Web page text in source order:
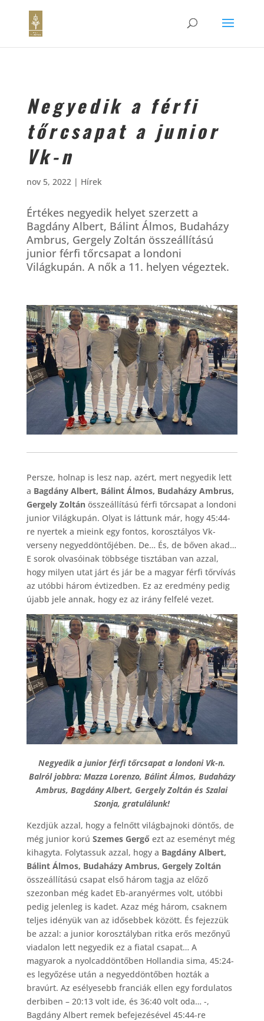
Negyedik a férfi
tőrcsapat a junior
Vk-n
nov 5, 2022| Hírek
Értékes negyedik helyet szerzett a
Bagdány Albert, Bálint Álmos, Budaházy
Ambrus, Gergely Zoltán összeállítású
junior férfi tőrcsapat a londoni
Világkupán. A nők a 11. helyen végeztek.
Persze, holnap is lesz nap, azért, mert negyedik lett
a Bagdány Albert, Bálint Álmos, Budaházy Ambrus,
Gergely Zoltánösszeállítású férfi tőrcsapat a londoni
junior Világkupán. Olyat is láttunk már, hogy 45:44-
re nyertek a mieink egy fontos, korosztályos Vk-
verseny negyeddöntőjében. De… És, de bőven akad…
E sorok olvasóinak többsége tisztában van azzal,
hogy milyen utat járt és jár be a magyar férfi tőrvívás
az utóbbi három évtizedben. Ez az eredmény pedig
újabb jele annak, hogy ez az irány felfelé vezet.
Negyedik a junior férfi tőrcsapat a londoni Vk-n.
Balról jobbra: Mazza Lorenzo, Bálint Álmos, Budaházy
Ambrus, Bagdány Albert, Gergely Zoltán és Szalai
Szonja, gratulálunk!
Kezdjük azzal, hogy a felnőtt világbajnoki döntős, de
még junior korú Szemes Gergőezt az eseményt még
kihagyta. Folytassuk azzal, hogy a Bagdány Albert,
Bálint Álmos, Budaházy Ambrus, Gergely Zoltán
összeállítású csapat első három tagja az előző
szezonban még kadet Eb-aranyérmes volt, utóbbi
pedig jelenleg is kadet. Azaz még három, csaknem
teljes idényük van az idősebbek között. És fejezzük
be azzal: a junior korosztályban ritka erős mezőnyű
viadalon lett negyedik ez a fiatal csapat… A
magyarok a nyolcaddöntőben Hollandia sima, 45:24-
es legyőzése után a negyeddöntőben hozták a
bravúrt. Az esélyesebb franciák ellen egy fordulatos
derbiben – 20:13 volt ide, és 36:40 volt oda… -,
Bagdány Albert remek befejezésével 45:44-re